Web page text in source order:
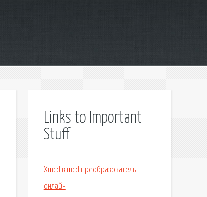
Links to Important
Stuff
Xmcd в mcd преобразователь
онлайн